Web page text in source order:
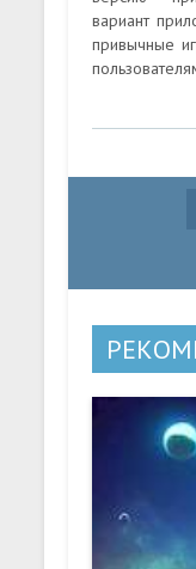
вариант
привычные